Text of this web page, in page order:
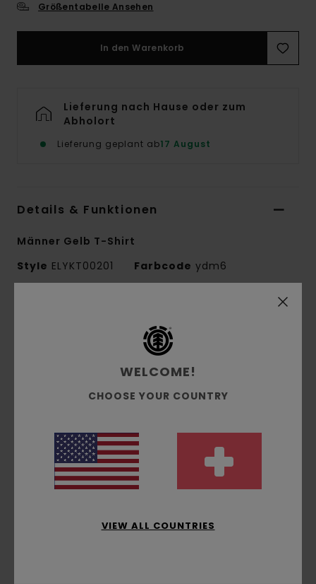
Größentabelle Ansehen
In den Warenkorb
Lieferung nach Hause oder zum
Abholort
Lieferung geplant ab17 August
Details & Funktionen
Männer Gelb T-Shirt
Style ELYKT00201 Farbcode ydm6
Conscious by Nature:Bio-Baumwolle
Single Jersey [180 g/m2]
Passform:gemütlicher und freier Relaxed Fit
Stickerei auf der Brust
Zusammensetzung[Hauptstoff] 100 % Bio-
Baumwolle
WELCOME!
CHOOSE YOUR COUNTRY
VIEW ALL COUNTRIES